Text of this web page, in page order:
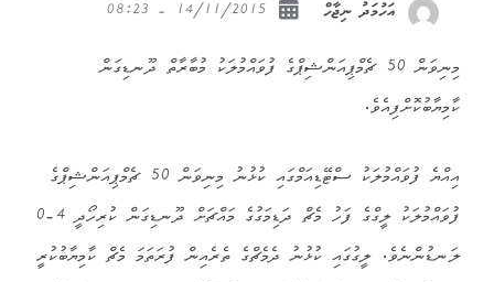
އަހުމަދު ނިޖާހް
މިނިވަން 50 ޗެމްޕިއަންޝިޕްގެ ފުވައްމުލަކު މުބާރާތް ދޫނޑިގަން
ކާމިޔާބުކޮށްފިއެވެ.
އިއްޔެ ފުވައްމުލަކު ސްޓޭޑިއަމްގައި ކުޅުނު މިނިވަން 50 ޗެމްޕިއަންޝިޕްގެ
ފުވައްމުލަކު ލީގްގެ ފަހު މެޗް ދަޑިމަގުގެ މައްޗަށް ދޫނޑިގަން ކުރިހޯދީ 4-0
ލަނޑުންނެވެ. ލީގުގައި ކުޅުނު ދެމެޗްގެ ތެރެއިން ފުރަތަމަ މެޗް ކާމިޔާބުކުރީ